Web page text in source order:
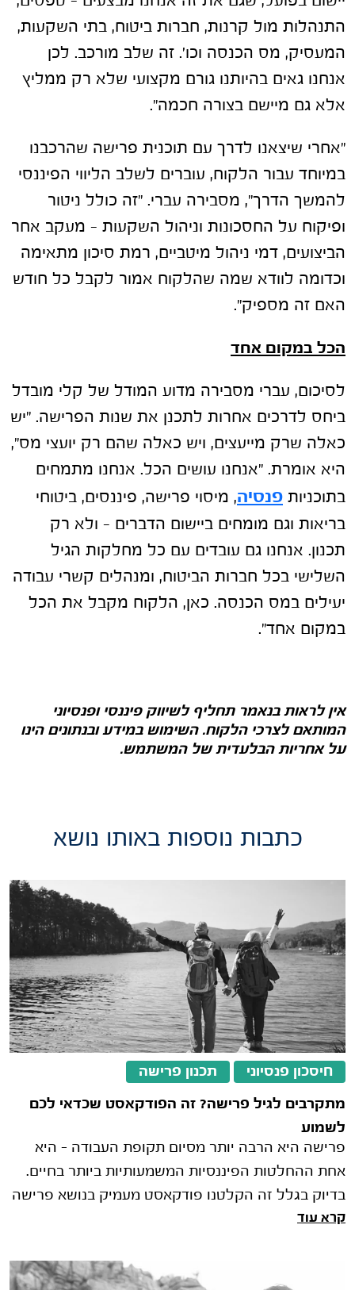
התנהלות מול קרנות, חברות ביטוח, בתי השקעות,
המעסיק, מס הכנסה וכו'. זה שלב מורכב. לכן
אנחנו גאים בהיותנו גורם מקצועי שלא רק ממליץ
אלא גם מיישם בצורה חכמה".
"אחרי שיצאנו לדרך עם תוכנית פרישה שהרכבנו
במיוחד עבור הלקוח, עוברים לשלב הליווי הפיננסי
להמשך הדרך", מסבירה עברי. "זה כולל ניטור
ופיקוח על החסכונות וניהול השקעות – מעקב אחר
הביצועים, דמי ניהול מיטביים, רמת סיכון מתאימה
וכדומה לוודא שמה שהלקוח אמור לקבל כל חודש
האם זה מספיק".
הכל במקום אחד
לסיכום, עברי מסבירה מדוע המודל של קלי מובדל
ביחס לדרכים אחרות לתכנן את שנות הפרישה. "יש
כאלה שרק מייעצים, ויש כאלה שהם רק יועצי מס",
היא אומרת. "אנחנו עושים הכל. אנחנו מתמחים
בתוכניות פנסיה, מיסוי פרישה, פיננסים, ביטוחי
בריאות וגם מומחים ביישום הדברים – ולא רק
תכנון. אנחנו גם עובדים עם כל מחלקות הגיל
השלישי בכל חברות הביטוח, ומנהלים קשרי עבודה
יעילים במס הכנסה. כאן, הלקוח מקבל את הכל
במקום אחד".
אין לראות בנאמר תחליף לשיווק פיננסי ופנסיוני
המותאם לצרכי הלקוח. השימוש במידע ובנתונים הינו
על אחריות הבלעדית של המשתמש.
כתבות נוספות באותו נושא
חיסכון פנסיוני תכנון פרישה
מתקרבים לגיל פרישה? זה הפודקאסט שכדאי לכם
לשמוע
פרישה היא הרבה יותר מסיום תקופת העבודה – היא
אחת ההחלטות הפיננסיות המשמעותיות ביותר בחיים.
בדיוק בגלל זה הקלטנו פודקאסט מעמיק בנושא פרישה
שבו נעשה סדר בכל מה שחשוב לדעת.
קרא עוד